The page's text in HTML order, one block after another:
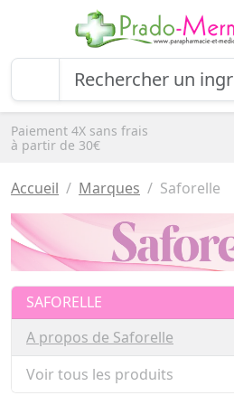
Paiement 4X sans frais
à partir de 30€
Accueil Marques Saforelle
SAFORELLE
A propos de Saforelle
Voir tous les produits